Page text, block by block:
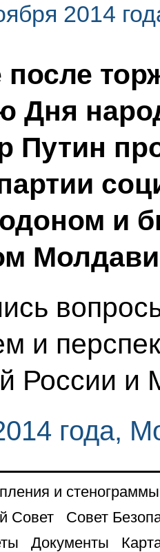
2014
после
Дня
Путин
и
и
России и
года,
и стенограммы
Совет
Совет
Документы